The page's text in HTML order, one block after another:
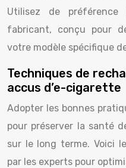
Utilisez de
fabricant, conçu pour
votre modèle spécifique
Techniques de
accus d’e-cigarette
Adopter les bonnes
pour préserver la santé
sur le long terme. Voici
par les experts pour